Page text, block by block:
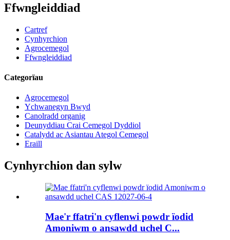
Ffwngleiddiad
Cartref
Cynhyrchion
Agrocemegol
Ffwngleiddiad
Categorïau
Agrocemegol
Ychwanegyn Bwyd
Canolradd organig
Deunyddiau Crai Cemegol Dyddiol
Catalydd ac Asiantau Ategol Cemegol
Eraill
Cynhyrchion dan sylw
Mae'r ffatri'n cyflenwi powdr ïodid
Amoniwm o ansawdd uchel C...